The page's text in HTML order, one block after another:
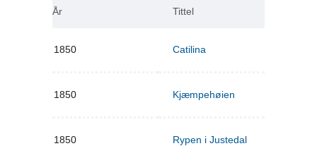
År Tittel
1850 Catilina
1850 Kjæmpehøien
1850 Rypen i Justedal